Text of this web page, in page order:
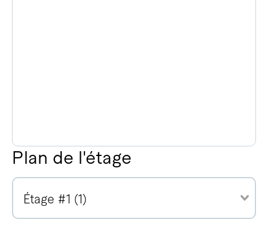
Plan de l'étage
Étage #1 (1)